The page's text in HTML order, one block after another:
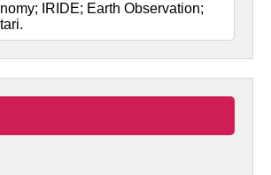
IRIDE; Earth Observation;